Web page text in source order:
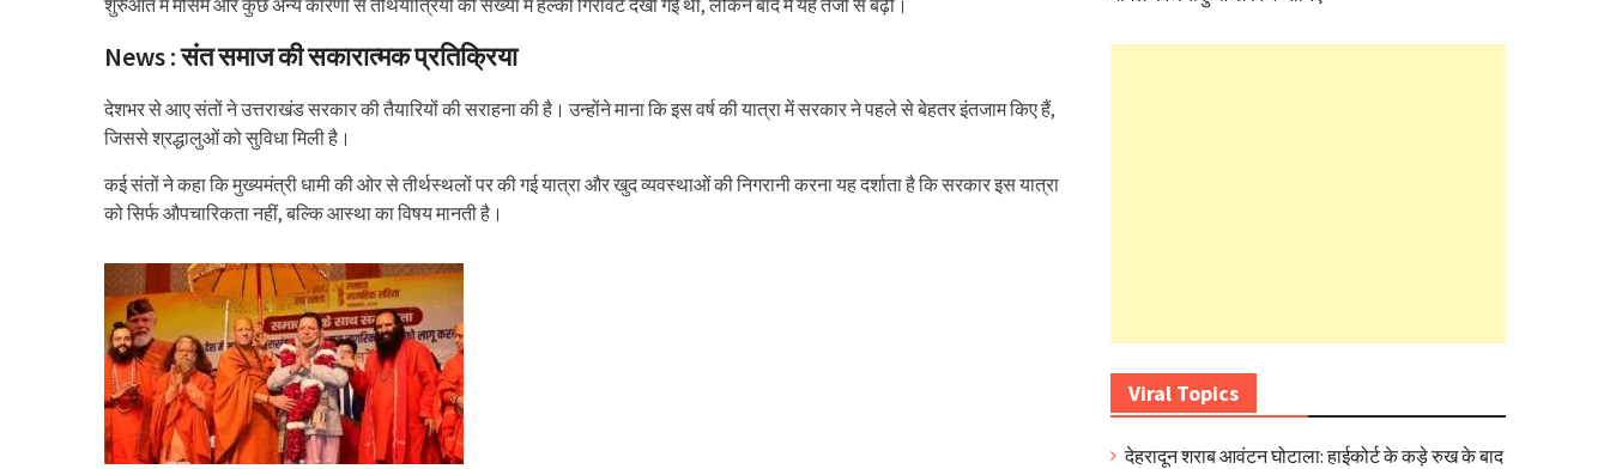
News : संत समाज की सकारात्मक प्रतिक्रिया
देशभर से आए संतों ने उत्तराखंड सरकार की तैयारियों की सराहना की है। उन्होंने माना कि इस वर्ष की यात्रा में सरकार ने पहले से बेहतर इंतजाम किए हैं,
जिससे श्रद्धालुओं को सुविधा मिली है।
कई संतों ने कहा कि मुख्यमंत्री धामी की ओर से तीर्थस्थलों पर की गई यात्रा और खुद व्यवस्थाओं की निगरानी करना यह दर्शाता है कि सरकार इस यात्रा
को सिर्फ औपचारिकता नहीं, बल्कि आस्था का विषय मानती है।
Viral Topics
देहरादून शराब आवंटन घोटाला: हाईकोर्ट के कड़े रुख के बाद